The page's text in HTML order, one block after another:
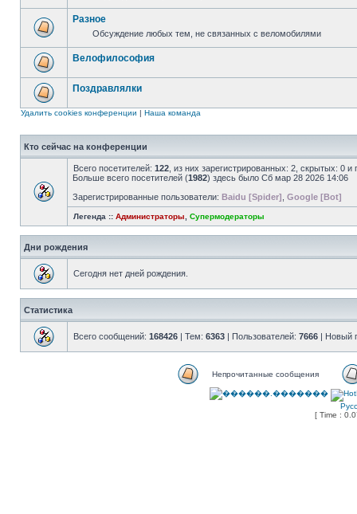
Разное
Обсуждение любых тем, не связанных с веломобилями
Велофилософия
Поздравлялки
Удалить cookies конференции | Наша команда
Кто сейчас на конференции
Всего посетителей: 122 , из них зарегистрированных: 2, скрытых: 0
Больше всего посетителей (1982) здесь было Сб мар 28 2026 14:06
Зарегистрированные пользователи: Baidu [Spider] Google [Bot]
Легенда :: Администраторы Супермодераторы
Дни рождения
Сегодня нет дней рождения.
Статистика
Всего сообщений: 168426 | Тем: 6363 | Пользователей: 7666 | Новый
Непрочитанные сообщения
[ Time :